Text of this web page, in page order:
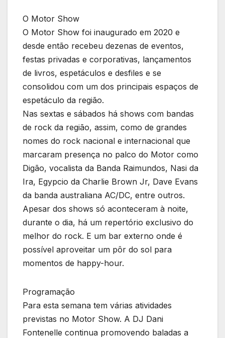
O Motor Show
O Motor Show foi inaugurado em 2020 e
desde então recebeu dezenas de eventos,
festas privadas e corporativas, lançamentos
de livros, espetáculos e desfiles e se
consolidou com um dos principais espaços de
espetáculo da região.
Nas sextas e sábados há shows com bandas
de rock da região, assim, como de grandes
nomes do rock nacional e internacional que
marcaram presença no palco do Motor como
Digão, vocalista da Banda Raimundos, Nasi da
Ira, Egypcio da Charlie Brown Jr, Dave Evans
da banda australiana AC/DC, entre outros.
Apesar dos shows só aconteceram à noite,
durante o dia, há um repertório exclusivo do
melhor do rock. E um bar externo onde é
possível aproveitar um pôr do sol para
momentos de happy-hour.
Programação
Para esta semana tem várias atividades
previstas no Motor Show. A DJ Dani
Fontenelle continua promovendo baladas a